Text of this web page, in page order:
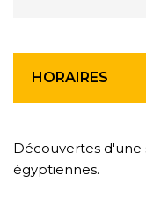
HORAIRES
Découvertes
égyptiennes.